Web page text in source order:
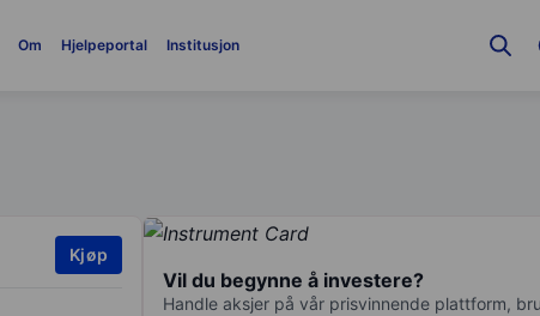
Om Hjelpeportal Institusjon
Kjøp
Vil du begynne å investere?
Handle aksjer på vår prisvinnende plattform,